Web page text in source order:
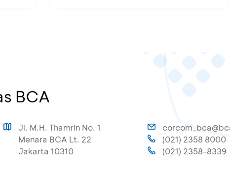
BCA
Jl. M.H. Thamrin No. 1
Menara BCA Lt. 22
Jakarta 10310
(021) 2358 8000
(021) 2358-8339